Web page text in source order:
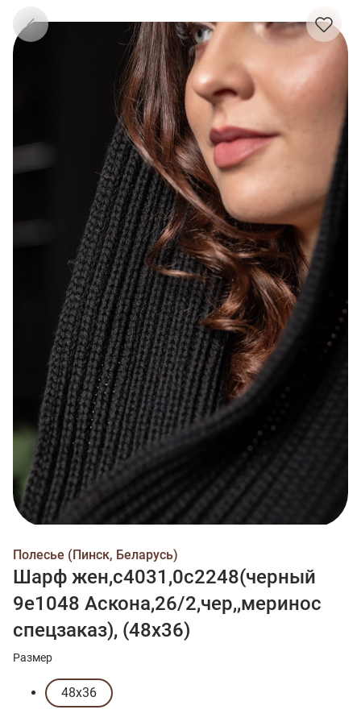
Полесье (Пинск, Беларусь)
Шарф жен,с4031,0с2248(черный
9е1048 Аскона,26/2,чер,,меринос
спецзаказ), (48х36)
Размер
48х36